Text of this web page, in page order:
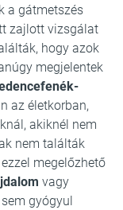
a gátmetszés
zajlott vizsgálat
hogy azok
megjelentek
az életkorban,
akiknél nem
nem találták
megelőzhető
vagy
gyógyul